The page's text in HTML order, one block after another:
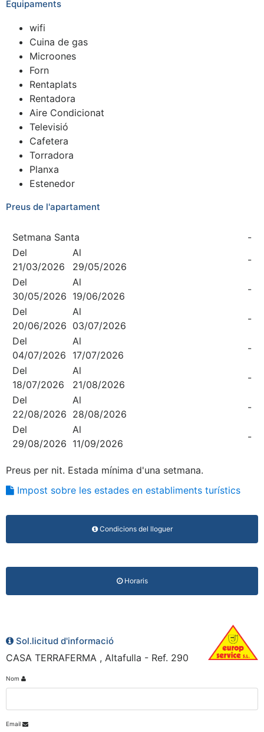
Equipaments
wifi
Cuina de gas
Microones
Forn
Rentaplats
Rentadora
Aire Condicionat
Televisió
Cafetera
Torradora
Planxa
Estenedor
Preus de l'apartament
Setmana Santa
-
Del
21/03/2026
Al
29/05/2026
-
Del
30/05/2026
Al
19/06/2026
-
Del
20/06/2026
Al
03/07/2026
-
Del
04/07/2026
Al
17/07/2026
-
Del
18/07/2026
Al
21/08/2026
-
Del
22/08/2026
Al
28/08/2026
-
Del
29/08/2026
Al
11/09/2026
-
Preus per nit. Estada mínima d'una setmana.
Impost sobre les estades en establiments turístics
Condicions del lloguer
Horaris
Sol.licitud d'informació
CASA TERRAFERMA , Altafulla - Ref. 290
Nom
Email